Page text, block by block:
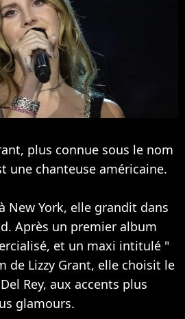
plus connue sous le nom
une chanteuse américaine.
New York, elle grandit dans
Après un premier album
et un maxi intitulé "
de Lizzy Grant, elle choisit le
Rey, aux accents plus
glamours.